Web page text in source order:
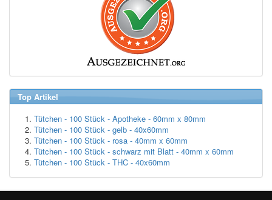
Top Artikel
Tütchen - 100 Stück - Apotheke - 60mm x 80mm
Tütchen - 100 Stück - gelb - 40x60mm
Tütchen - 100 Stück - rosa - 40mm x 60mm
Tütchen - 100 Stück - schwarz mit Blatt - 40mm x 60mm
Tütchen - 100 Stück - THC - 40x60mm